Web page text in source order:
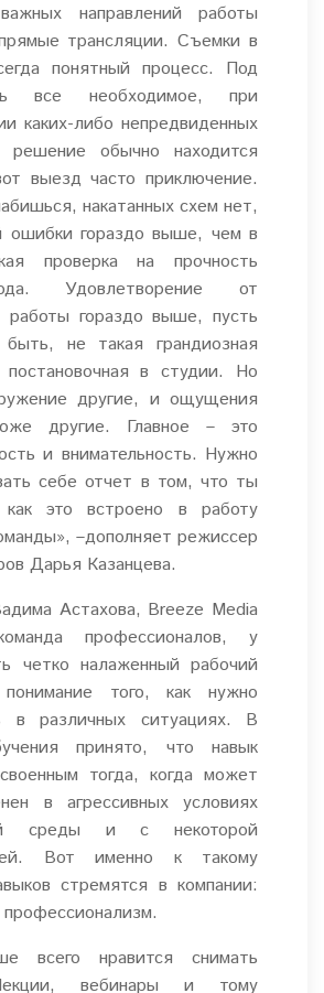
направлений работы
трансляции. Съемки в
понятный процесс. Под
все необходимое, при
каких-либо непредвиденных
обычно находится
выезд часто приключение.
накатанных схем нет,
ошибки гораздо выше, чем в
проверка на прочность
Удовлетворение от
работы гораздо выше, пусть
не такая грандиозная
в студии. Но
другие, и ощущения
другие. Главное – это
и внимательность. Нужно
себе отчет в том, что ты
это встроено в работу
–дополняет режиссер
Дарья Казанцева.
Астахова, Breeze Media
профессионалов, у
четко налаженный рабочий
того, как нужно
в различных ситуациях. В
принято, что навык
тогда, когда может
в агрессивных условиях
среды и с некоторой
Вот именно к такому
стремятся в компании:
профессионализм.
всего нравится снимать
вебинары и тому